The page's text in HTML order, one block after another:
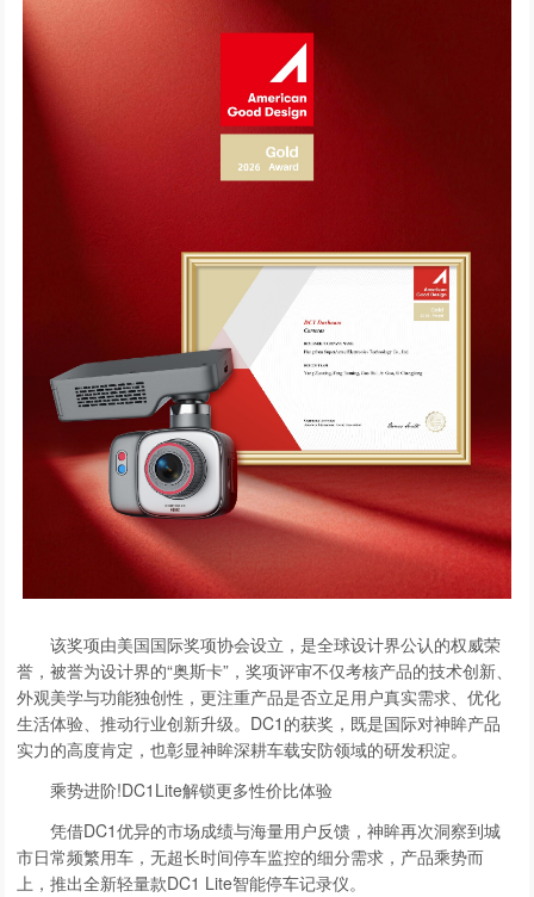
该奖项由美国国际奖项协会设立，是全球设计界公认的权威荣
誉，被誉为设计界的“奥斯卡”，奖项评审不仅考核产品的技术创新、
外观美学与功能独创性，更注重产品是否立足用户真实需求、优化
生活体验、推动行业创新升级。DC1的获奖，既是国际对神眸产品
实力的高度肯定，也彰显神眸深耕车载安防领域的研发积淀。
乘势进阶!DC1Lite解锁更多性价比体验
凭借DC1优异的市场成绩与海量用户反馈，神眸再次洞察到城
市日常频繁用车，无超长时间停车监控的细分需求，产品乘势而
上，推出全新轻量款DC1 Lite智能停车记录仪。